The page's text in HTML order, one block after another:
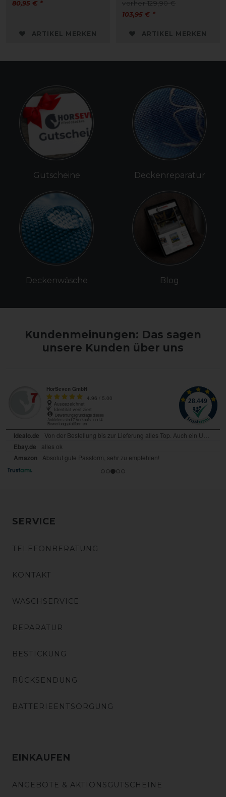
80,95 € *
ARTIKEL MERKEN
vorher 129,90 €
103,95 € *
ARTIKEL MERKEN
Gutscheine
Deckenwäsche
Deckenreparatur
Blog
Kundenmeinungen: Das sagen
unsere Kunden über uns
SERVICE
TELEFONBERATUNG
KONTAKT
WASCHSERVICE
REPARATUR
BESTICKUNG
RÜCKSENDUNG
BATTERIEENTSORGUNG
EINKAUFEN
ANGEBOTE & AKTIONSGUTSCHEINE